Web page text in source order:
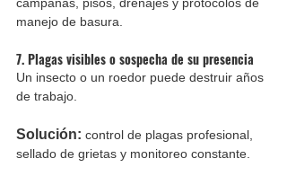
manejo de basura.
7. Plagas visibles o sospecha de su presencia
Un insecto o un roedor puede destruir años
de trabajo.
Solución: control de plagas profesional,
sellado de grietas y monitoreo constante.